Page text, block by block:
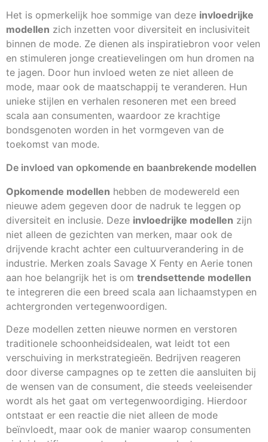
Het is opmerkelijk hoe sommige van deze invloedrijke
modellen zich inzetten voor diversiteit en inclusiviteit
binnen de mode. Ze dienen als inspiratiebron voor velen
en stimuleren jonge creatievelingen om hun dromen na
te jagen. Door hun invloed weten ze niet alleen de
mode, maar ook de maatschappij te veranderen. Hun
unieke stijlen en verhalen resoneren met een breed
scala aan consumenten, waardoor ze krachtige
bondsgenoten worden in het vormgeven van de
toekomst van mode.
De invloed van opkomende en baanbrekende modellen
Opkomende modellen hebben de modewereld een
nieuwe adem gegeven door de nadruk te leggen op
diversiteit en inclusie. Deze invloedrijke modellen zijn
niet alleen de gezichten van merken, maar ook de
drijvende kracht achter een cultuurverandering in de
industrie. Merken zoals Savage X Fenty en Aerie tonen
aan hoe belangrijk het is om trendsettende modellen
te integreren die een breed scala aan lichaamstypen en
achtergronden vertegenwoordigen.
Deze modellen zetten nieuwe normen en verstoren
traditionele schoonheidsidealen, wat leidt tot een
verschuiving in merkstrategieën. Bedrijven reageren
door diverse campagnes op te zetten die aansluiten bij
de wensen van de consument, die steeds veeleisender
wordt als het gaat om vertegenwoordiging. Hierdoor
ontstaat er een reactie die niet alleen de mode
beïnvloedt, maar ook de manier waarop consumenten